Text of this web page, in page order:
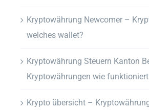
Kryptowährung Newcomer –
welches wallet?
Kryptowährung Steuern Kanton
Kryptowährungen wie
Krypto übersicht –